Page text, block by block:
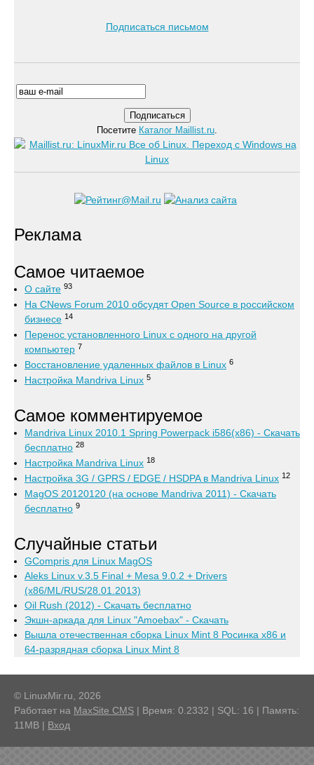
Подписаться письмом
Посетите Каталог Maillist.ru.
Реклама
Самое читаемое
О сайте 93
На CNews Forum 2010 обсудят Open Source в российском
бизнесе 14
Перенос установленного Linux с одного на другой
компьютер 7
Восстановление удаленных файлов в Linux 6
Настройка Mandriva Linux 5
Самое комментируемое
Mandriva Linux 2010.1 Spring Powerpack i586(x86) - Скачать
бесплатно 28
Настройка Mandriva Linux 18
Настройка 3G / GPRS / EDGE / HSDPA в Mandriva Linux 12
MagOS 20120120 (на основе Mandriva 2011) - Скачать
бесплатно 9
Случайные статьи
GCompris для Linux MagOS
Aleks Linux v.3.5 Final + Mesa 9.0.2 + Drivers
(x86/ML/RUS/28.01.2013)
Oil Rush (2012) - Скачать бесплатно
Экшн-аркада для Linux "Amoebax" - Скачать
Вышла отечественная сборка Linux Mint 8 Росинка х86 и
64-разрядная сборка Linux Mint 8
© LinuxMir.ru, 2026
Работает на MaxSite CMS | Время: 0.2332 | SQL: 16 | Память:
11MB | Вход